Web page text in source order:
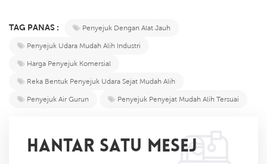
TAG PANAS :
Penyejuk Dengan Alat Jauh
Penyejuk Udara Mudah Alih Industri
Harga Penyejuk Komersial
Reka Bentuk Penyejuk Udara Sejat Mudah Alih
Penyejuk Air Gurun
Penyejuk Penyejat Mudah Alih Tersuai
HANTAR SATU MESEJ